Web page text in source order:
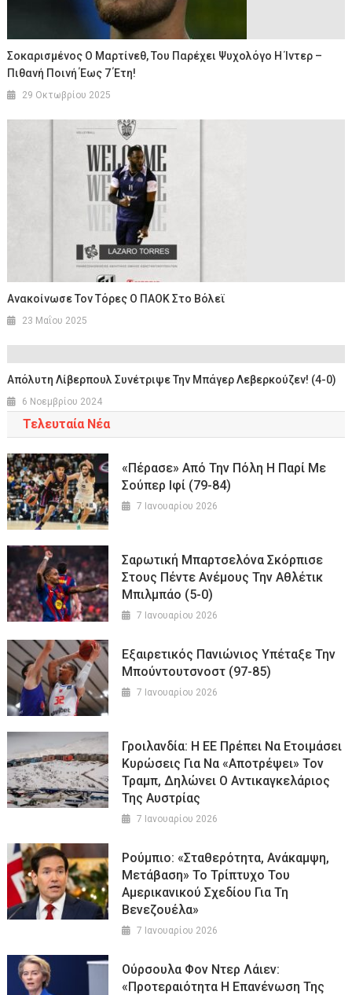
Σοκαρισμένος Ο Μαρτίνεθ, Του Παρέχει Ψυχολόγο Η Ίντερ –
Πιθανή Ποινή Έως 7 Έτη!
29 Οκτωβρίου 2025
Ανακοίνωσε Τον Τόρες Ο ΠΑΟΚ Στο Βόλεϊ
23 Μαΐου 2025
Aπόλυτη Λίβερπουλ Συνέτριψε Την Μπάγερ Λεβερκούζεν! (4-0)
6 Νοεμβρίου 2024
Τελευταία Νέα
«Πέρασε» Από Την Πόλη Η Παρί Με
Σούπερ Ιφί (79-84)
7 Ιανουαρίου 2026
Σαρωτική Μπαρτσελόνα Σκόρπισε
Στους Πέντε Ανέμους Την Αθλέτικ
Μπιλμπάο (5-0)
7 Ιανουαρίου 2026
Εξαιρετικός Πανιώνιος Υπέταξε Την
Μπούντουτσνοστ (97-85)
7 Ιανουαρίου 2026
Γροιλανδία: Η ΕΕ Πρέπει Να Ετοιμάσει
Κυρώσεις Για Να «αποτρέψει» Τον
Τραμπ, Δηλώνει Ο Αντικαγκελάριος
Της Αυστρίας
7 Ιανουαρίου 2026
Ρούμπιο: «Σταθερότητα, Ανάκαμψη,
Μετάβαση» Το Τρίπτυχο Του
Αμερικανικού Σχεδίου Για Τη
Βενεζουέλα»
7 Ιανουαρίου 2026
Ούρσουλα Φον Ντερ Λάιεν:
«Προτεραιότητα Η Επανένωση Της